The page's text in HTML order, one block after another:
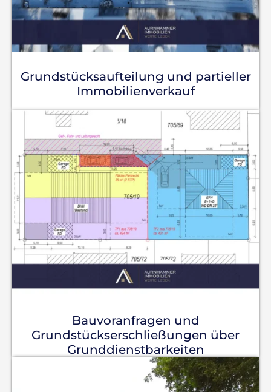
Grundstücksaufteilung und partieller
Immobilienverkauf
Bauvoranfragen und
Grundstückserschließungen über
Grunddienstbarkeiten